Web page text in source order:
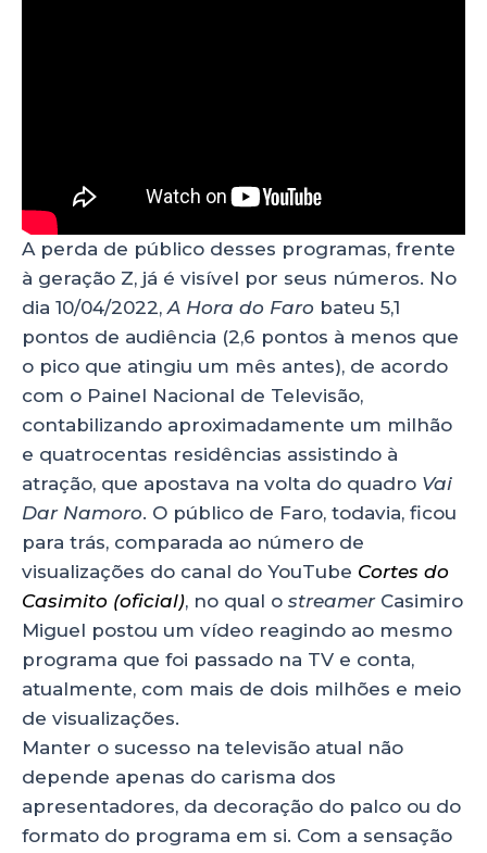
A perda de público desses programas, frente
à geração Z, já é visível por seus números. No
dia 10/04/2022,A Hora do Faro bateu 5,1
pontos de audiência (2,6 pontos à menos que
o pico que atingiu um mês antes), de acordo
com o Painel Nacional de Televisão,
contabilizando aproximadamente um milhão
e quatrocentas residências assistindo à
atração, que apostava na volta do quadro Vai
Dar Namoro. O público de Faro, todavia, ficou
para trás, comparada ao número de
visualizações do canal do YouTube Cortes do
Casimito (oficial), no qual o streamerCasimiro
Miguel postou um vídeo reagindo ao mesmo
programa que foi passado na TV e conta,
atualmente, com mais de dois milhões e meio
de visualizações.
Manter o sucesso na televisão atual não
depende apenas do carisma dos
apresentadores, da decoração do palco ou do
formato do programa em si. Com a sensação